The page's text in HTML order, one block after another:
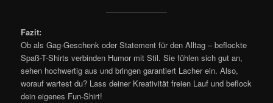
Fazit:
Ob als Gag-Geschenk oder Statement für den Alltag – beflockte
Spaß-T-Shirts verbinden Humor mit Stil. Sie fühlen sich gut an,
sehen hochwertig aus und bringen garantiert Lacher ein. Also,
worauf wartest du? Lass deiner Kreativität freien Lauf und beflock
dein eigenes Fun-Shirt!